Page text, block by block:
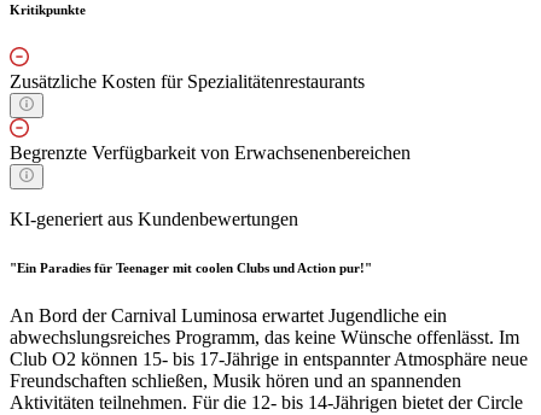
Kritikpunkte
Zusätzliche Kosten für Spezialitätenrestaurants
Begrenzte Verfügbarkeit von Erwachsenenbereichen
KI-generiert aus Kundenbewertungen
"Ein Paradies für Teenager mit coolen Clubs und Action pur!"
An Bord der Carnival Luminosa erwartet Jugendliche ein
abwechslungsreiches Programm, das keine Wünsche offenlässt. Im
Club O2 können 15- bis 17-Jährige in entspannter Atmosphäre neue
Freundschaften schließen, Musik hören und an spannenden
Aktivitäten teilnehmen. Für die 12- bis 14-Jährigen bietet der Circle